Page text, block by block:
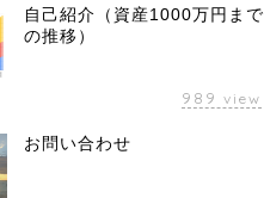
自己紹介（資産1000万円まで
の推移）
989 view
お問い合わせ